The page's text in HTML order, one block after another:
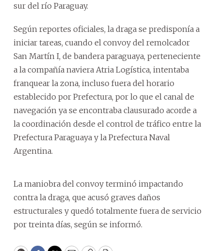
sur del río Paraguay.
Según reportes oficiales, la draga se predisponía a
iniciar tareas, cuando el convoy del remolcador
San Martín I, de bandera paraguaya, perteneciente
a la compañía naviera Atria Logística, intentaba
franquear la zona, incluso fuera del horario
establecido por Prefectura, por lo que el canal de
navegación ya se encontraba clausurado acorde a
la coordinación desde el control de tráfico entre la
Prefectura Paraguaya y la Prefectura Naval
Argentina.
La maniobra del convoy terminó impactando
contra la draga, que acusó graves daños
estructurales y quedó totalmente fuera de servicio
por treinta días, según se informó.